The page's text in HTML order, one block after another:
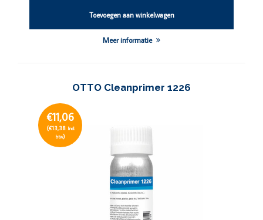
Toevoegen aan winkelwagen
Meer informatie
OTTO Cleanprimer 1226
€11,06
(€13,38 Incl.
btw)